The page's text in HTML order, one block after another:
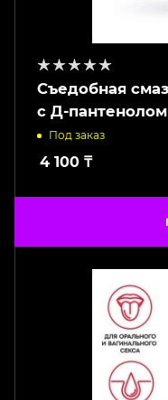
Съедобная
с Д-
Под заказ
4 100 ₸